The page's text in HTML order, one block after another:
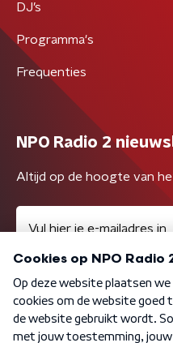
DJ’s
Programma's
Frequenties
NPO Radio 2
Altijd op de hoogte van
Algemene voorwaarden